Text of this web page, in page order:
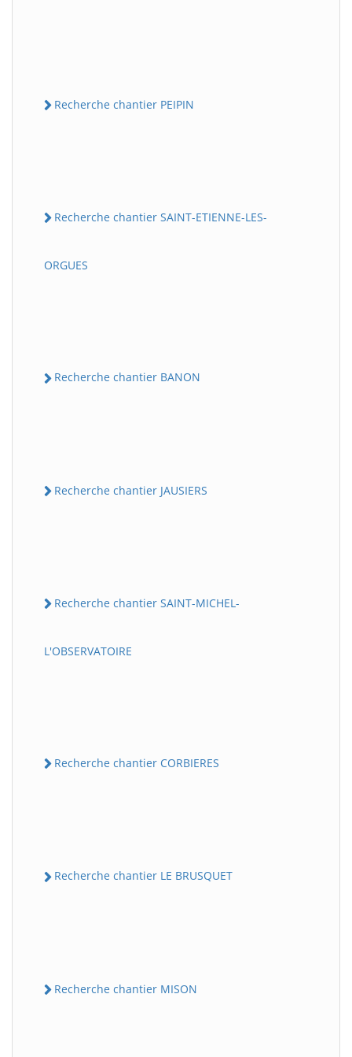
Recherche chantier PEIPIN
Recherche chantier SAINT-ETIENNE-LES-
ORGUES
Recherche chantier BANON
Recherche chantier JAUSIERS
Recherche chantier SAINT-MICHEL-
L'OBSERVATOIRE
Recherche chantier CORBIERES
Recherche chantier LE BRUSQUET
Recherche chantier MISON